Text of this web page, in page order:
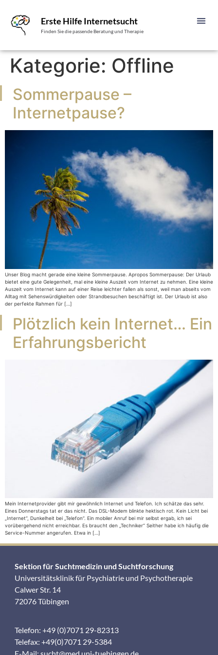
Erste Hilfe Internetsucht
Finden Sie die passende Beratung und Therapie
Kategorie: Offline
Sommerpause –
Internetpause?
Unser Blog macht gerade eine kleine Sommerpause. Apropos Sommerpause: Der Urlaub
bietet eine gute Gelegenheit, mal eine kleine Auszeit vom Internet zu nehmen. Eine kleine
Auszeit vom Internet kann auf einer Reise leichter fallen als sonst, weil man abseits vom
Alltag mit Sehenswürdigkeiten oder Strandbesuchen beschäftigt ist. Der Urlaub ist also
der perfekte Rahmen für […]
Plötzlich kein Internet… Ein
Erfahrungsbericht
Mein Internetprovider gibt mir gewöhnlich Internet und Telefon. Ich schätze das sehr.
Eines Donnerstags tat er das nicht. Das DSL-Modem blinkte hektisch rot. Kein Licht bei
„Internet“, Dunkelheit bei „Telefon“. Ein mobiler Anruf bei mir selbst ergab, ich sei
vorübergehend nicht erreichbar. Es braucht den „Techniker“ Seither habe ich häufig die
Service-Nummer angerufen. Etwa in […]
Sektion für Suchtmedizin und Suchtforschung
Universitätsklinik für Psychiatrie und Psychotherapie
Calwer Str. 14
72076 Tübingen
Telefon: +49 (0)7071 29-82313
Telefax: +49(0)7071 29-5384